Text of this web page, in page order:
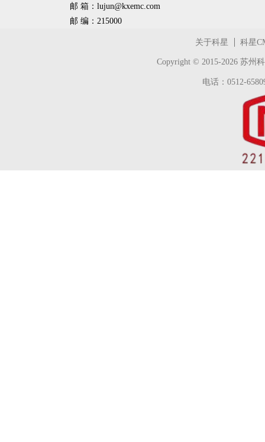
邮 箱： lujun@kxemc.com
邮 编：215000
关于科星 科星
Copyright © 2015-2026 苏州
电话：0512-